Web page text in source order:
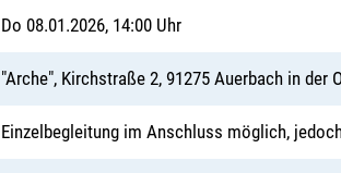
Do 08.01.2026, 14:00 Uhr
"Arche", Kirchstraße 2, 91275 Auerbach in der
Einzelbegleitung im Anschluss möglich,